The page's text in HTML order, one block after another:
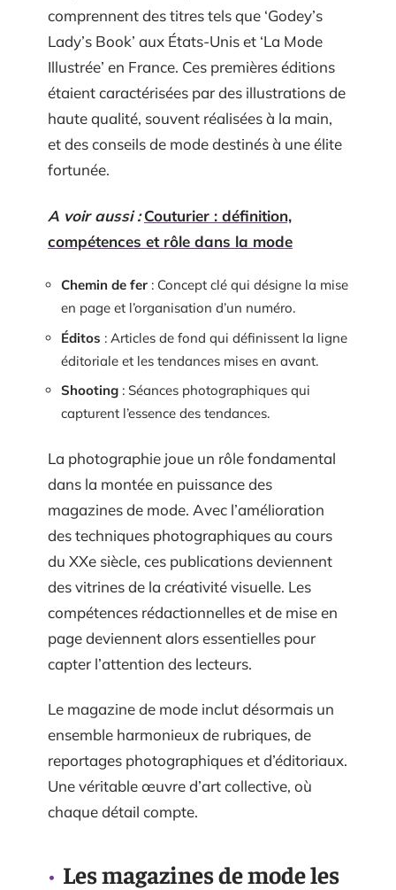
comprennent des titres tels que ‘Godey’s
Lady’s Book’ aux États-Unis et ‘La Mode
Illustrée’ en France. Ces premières éditions
étaient caractérisées par des illustrations de
haute qualité, souvent réalisées à la main,
et des conseils de mode destinés à une élite
fortunée.
A voir aussi : Couturier : définition,
compétences et rôle dans la mode
Chemin de fer : Concept clé qui désigne la mise
en page et l’organisation d’un numéro.
Éditos : Articles de fond qui définissent la ligne
éditoriale et les tendances mises en avant.
Shooting : Séances photographiques qui
capturent l’essence des tendances.
La photographie joue un rôle fondamental
dans la montée en puissance des
magazines de mode. Avec l’amélioration
des techniques photographiques au cours
du XXe siècle, ces publications deviennent
des vitrines de la créativité visuelle. Les
compétences rédactionnelles et de mise en
page deviennent alors essentielles pour
capter l’attention des lecteurs.
Le magazine de mode inclut désormais un
ensemble harmonieux de rubriques, de
reportages photographiques et d’éditoriaux.
Une véritable œuvre d’art collective, où
chaque détail compte.
Les magazines de mode les